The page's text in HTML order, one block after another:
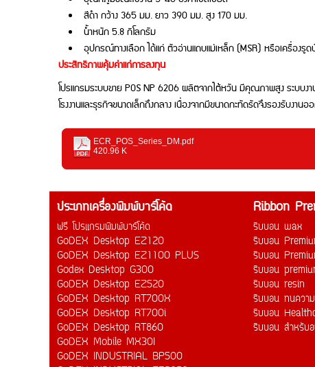
สีดำ กว้าง 365 มม. ยาว 390 มม. สูง 170 มม.
น้ำหนัก 5.8 กิโลกรัม
อุปกรณ์ทางเลือก ได้แก่ ตัวอ่านแถบแม่เหล็ก (MSR) หรือเครื่อง
ประสิทธิภาพคุ้มค่าแก่การลงทุน
โปรแกรมระบบขาย POS NP 6206 ผลิตจากไต้หวัน มีคุณภาพสูง ระบบงา
โรงงานและธุรกิจขนาดเล็กถึงกลาง เนื่องจากมีขนาดกะทัดรัดจึงรองรับงาน
ECR_POS_Series_DM.pdf
420.96 K
ประเภทเครื่องพิมพ์บาร์โค้ด
ฟรี โปรแกรมพิมพ์บาร์โค้ด
GoDEX Desktop EZ120
GoDEX Desktop EZ1100 PLUS
Godex Desktop G300
GoDEX Desktop EZ520
GoDEX Desktop RT700X
GoDEX Desktop RT700i
GoDEX Desktop RT860
GoDEX Mobile MX30I
GoDEX INDUSTRIAL BP500
Ribbon
ริบบอน wax
ริบบอน
ริบบอน
ริบบอน
ริบบอน resin
ริบบอน ทนควา
ริบบอน
ริบบอน สำหรับ